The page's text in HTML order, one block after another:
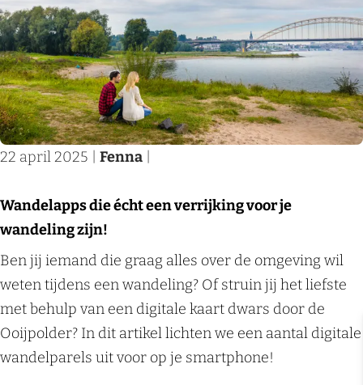
e
u
r
b
i
j
d
r
k
t
N
i
j
m
e
g
n
!
O
p
l
a
d
h
e
t
R
i
N
a
a
r
b
u
e
!
O
p
l
a
Wandelapps die écht een verrijking voor je
wandeling zijn!
22 april 2025 Fenna
W
a
n
d
e
Ben jij iemand die graag alles over de omgeving wil
weten tijdens een wandeling? Of struin jij het liefste
met behulp van een digitale kaart dwars door de
Ooijpolder? In dit artikel lichten we een aantal digitale
wandelparels uit voor op je smartphone!